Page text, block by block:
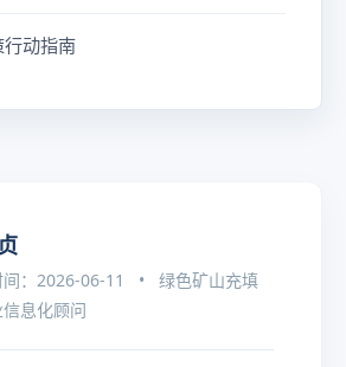
行动指南
间：2026-06-11 • 绿色矿山充填
息化顾问